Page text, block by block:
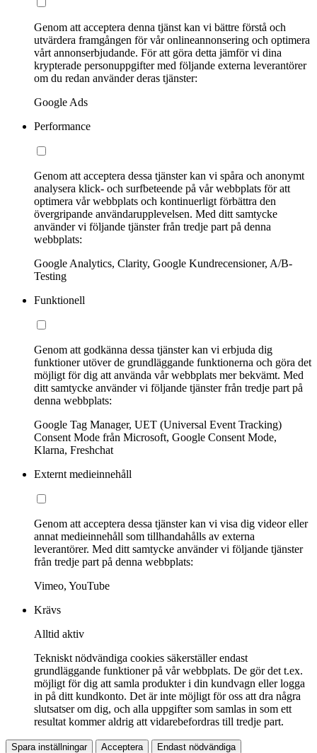
Genom att acceptera denna tjänst kan vi bättre förstå och
utvärdera framgången för vår onlineannonsering och optimera
vårt annonserbjudande. För att göra detta jämför vi dina
krypterade personuppgifter med följande externa leverantörer
om du redan använder deras tjänster:
Google Ads
Performance
Genom att acceptera dessa tjänster kan vi spåra och anonymt
analysera klick- och surfbeteende på vår webbplats för att
optimera vår webbplats och kontinuerligt förbättra den
övergripande användarupplevelsen. Med ditt samtycke
använder vi följande tjänster från tredje part på denna
webbplats:
Google Analytics, Clarity, Google Kundrecensioner, A/B-
Testing
Funktionell
Genom att godkänna dessa tjänster kan vi erbjuda dig
funktioner utöver de grundläggande funktionerna och göra det
möjligt för dig att använda vår webbplats mer bekvämt. Med
ditt samtycke använder vi följande tjänster från tredje part på
denna webbplats:
Google Tag Manager, UET (Universal Event Tracking)
Consent Mode från Microsoft, Google Consent Mode,
Klarna, Freshchat
Externt medieinnehåll
Genom att acceptera dessa tjänster kan vi visa dig videor eller
annat medieinnehåll som tillhandahålls av externa
leverantörer. Med ditt samtycke använder vi följande tjänster
från tredje part på denna webbplats:
Vimeo, YouTube
Krävs
Alltid aktiv
Tekniskt nödvändiga cookies säkerställer endast
grundläggande funktioner på vår webbplats. De gör det t.ex.
möjligt för dig att samla produkter i din kundvagn eller logga
in på ditt kundkonto. Det är inte möjligt för oss att dra några
slutsatser om dig, och alla uppgifter som samlas in som ett
resultat kommer aldrig att vidarebefordras till tredje part.
Spara inställningar Acceptera Endast nödvändiga